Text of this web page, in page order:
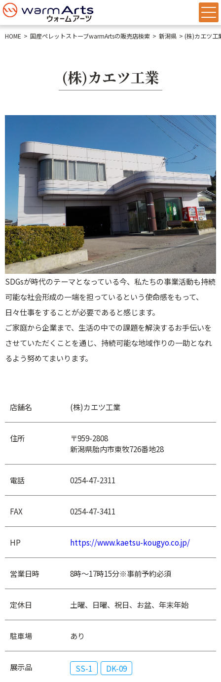
HOME 国産ペレットストーブwarmArtsの販売店検索 新潟県 (株)カエツ工
(株)カエツ工業
SDGsが時代のテーマとなっている今、私たちの事業活動も持続
可能な社会形成の一端を担っているという使命感をもって、
日々仕事をすることが必要であると感じます。
ご家庭から企業まで、生活の中での課題を解決するお手伝いを
させていただくことを通じ、持続可能な地域作りの一助となれ
るよう努めてまいります。
店舗名 (株)カエツ工業
住所
〒959-2808
新潟県胎内市東牧726番地28
電話 0254-47-2311
FAX 0254-47-3411
HP https://www.kaetsu-kougyo.co.jp/
営業日時 8時～17時15分※事前予約必須
定休日 土曜、日曜、祝日、お盆、年末年始
駐車場 あり
展示品 SS-1 DK-09